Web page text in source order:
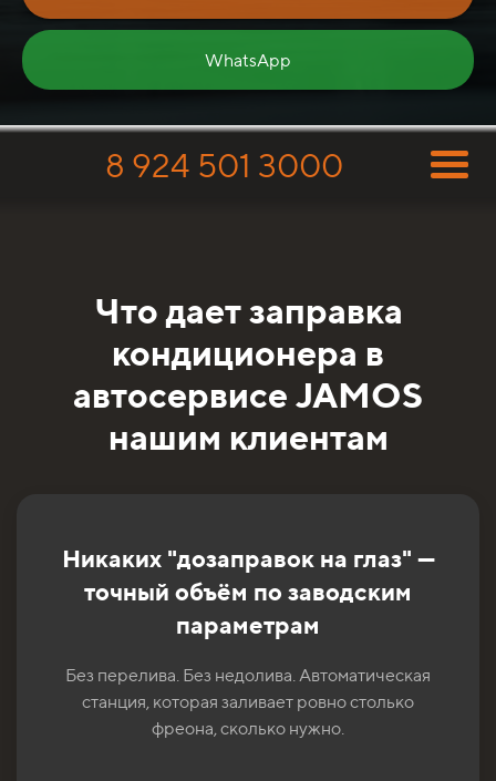
WhatsApp
8 924 501 3000
Что дает заправка
кондиционера в
автосервисе JAMOS
нашим клиентам
Никаких "дозаправок на глаз" —
точный объём по заводским
параметрам
Без перелива. Без недолива. Автоматическая
станция, которая заливает ровно столько
фреона, сколько нужно.